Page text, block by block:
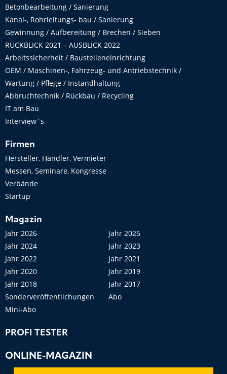
Betonbearbeitung / Sanierung
Kanal-, Rohrleitungs- bau / Sanierung
Gewinnung / Aufbereitung / Brechen / Sieben
RÜCKBLICK 2021 – AUSBLICK 2022
Arbeitssicherheit / Baustelleneinrichtung
OEM / Maschinen-, Fahrzeug- und Antriebstechnik /
Wartung / Pflege / Instandhaltung
Abbruchtechnik / Rückbau / Recycling
IT am Bau
Interview´s
Firmen
Hersteller, Händler, Vermieter
Messen, Seminare, Kongresse
Verbände
Startup
Magazin
Jahr 2026
Jahr 2025
Jahr 2024
Jahr 2023
Jahr 2022
Jahr 2021
Jahr 2020
Jahr 2019
Jahr 2018
Jahr 2017
Sonderveröffentlichungen
Abo
Mini-Abo
PROFI TESTER
ONLINE-MAGAZIN